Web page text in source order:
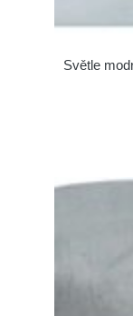
Světle